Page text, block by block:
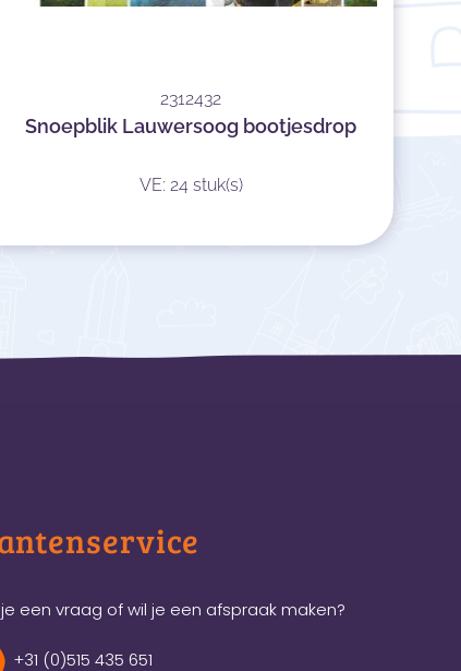
2312432
Snoepblik Lauwersoog bootjesdrop
VE: 24 stuk(s)
een vraag of wil je een afspraak maken?
+31 (0)515 435 651